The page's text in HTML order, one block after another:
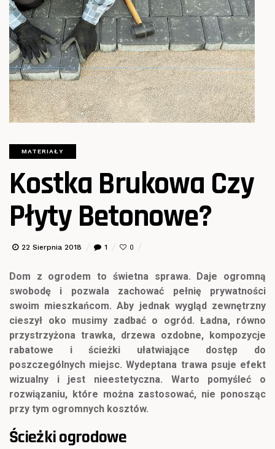
MATERIAŁY
Kostka Brukowa Czy
Płyty Betonowe?
22 Sierpnia 2018 1 0
Dom z ogrodem to świetna sprawa. Daje ogromną
swobodę i pozwala zachować pełnię prywatności
swoim mieszkańcom. Aby jednak wygląd zewnętrzny
cieszył oko musimy zadbać o ogród. Ładna, równo
przystrzyżona trawka, drzewa ozdobne, kompozycje
rabatowe i ścieżki ułatwiające dostęp do
poszczególnych miejsc. Wydeptana trawa psuje efekt
wizualny i jest nieestetyczna. Warto pomyśleć o
rozwiązaniu, które można zastosować, nie ponosząc
przy tym ogromnych kosztów.
Ścieżki ogrodowe